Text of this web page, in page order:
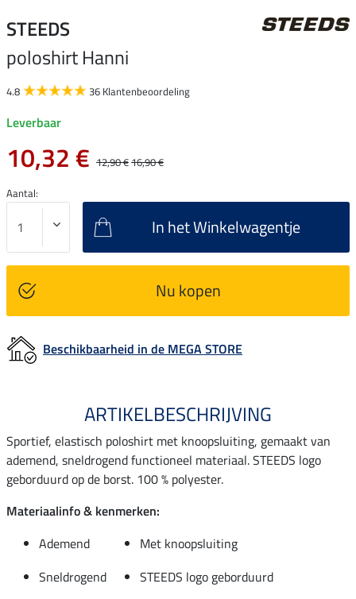
STEEDS
poloshirt Hanni
4.8 36 Klantenbeoordeling
Leverbaar
10,32 € 12,90 €16,90 €
Aantal:
In het Winkelwagentje
Nu kopen
Beschikbaarheid in de MEGA STORE
ARTIKELBESCHRIJVING
Sportief, elastisch poloshirt met knoopsluiting, gemaakt van
ademend, sneldrogend functioneel materiaal. STEEDS logo
geborduurd op de borst. 100 % polyester.
Materiaalinfo & kenmerken:
Ademend
Met knoopsluiting
Sneldrogend
STEEDS logo geborduurd